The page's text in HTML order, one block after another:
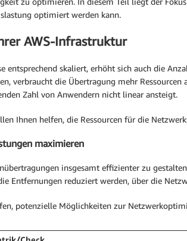
optimiert werden kann.
AWS-Infrastruktur
entsprechend skaliert, erhöht sich auch die
verbraucht die Übertragung mehr
Zahl von Anwendern nicht linear ansteigt.
Ihnen helfen, die Ressourcen für die
maximieren
insgesamt effizienter zu
Entfernungen reduziert werden, über die
potenzielle Möglichkeiten zur